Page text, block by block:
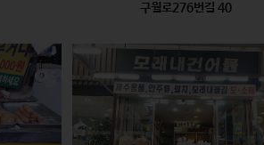
구월로276번길 40